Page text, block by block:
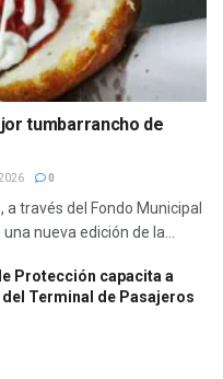
tumbarrancho de
0
través del Fondo Municipal
nueva edición de la...
Protección capacita a
Terminal de Pasajeros